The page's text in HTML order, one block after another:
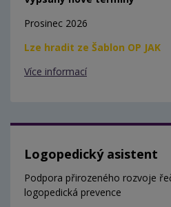
Prosinec 2026
Lze hradit ze Šablon OP JAK
Více informací
Logopedický asistent
Podpora přirozeného rozvoje
logopedická prevence